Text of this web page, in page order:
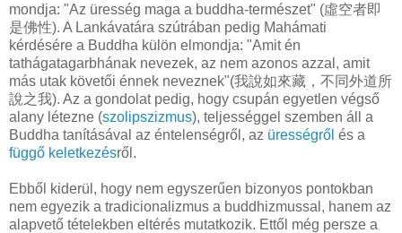
mondja: "Az üresség maga a buddha-természet" (虛空者即
是佛性). A Lankávatára szútrában pedig Mahámati
kérdésére a Buddha külön elmondja: "Amit én
tathágatagarbhának nevezek, az nem azonos azzal, amit
más utak követői énnek neveznek"(我說如來藏，不同外道所
說之我). Az a gondolat pedig, hogy csupán egyetlen végső
alany létezne (szolipszizmus), teljességgel szemben áll a
Buddha tanításával az éntelenségről, az ürességről és a
függő keletkezésről.
Ebből kiderül, hogy nem egyszerűen bizonyos pontokban
nem egyezik a tradicionalizmus a buddhizmussal, hanem az
alapvető tételekben eltérés mutatkozik. Ettől még persze a